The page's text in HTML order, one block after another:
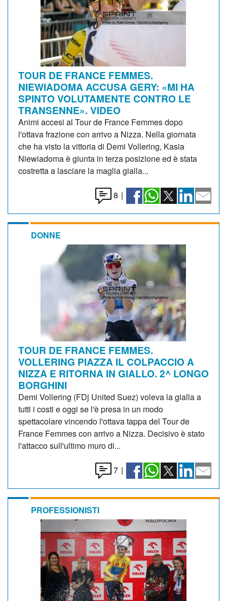
TOUR DE FRANCE FEMMES.
NIEWIADOMA ACCUSA GERY: «MI HA
SPINTO VOLUTAMENTE CONTRO LE
TRANSENNE». VIDEO
Animi accesi al Tour de France Femmes dopo
l'ottava frazione con arrivo a Nizza. Nella giornata
che ha visto la vittoria di Demi Vollering, Kasia
Niewiadoma è giunta in terza posizione ed è stata
costretta a lasciare la maglia gialla...
8 |
DONNE
TOUR DE FRANCE FEMMES.
VOLLERING PIAZZA IL COLPACCIO A
NIZZA E RITORNA IN GIALLO. 2^ LONGO
BORGHINI
Demi Vollering (FDj United Suez) voleva la gialla a
tutti i costi e oggi se l'è presa in un modo
spettacolare vincendo l'ottava tappa del Tour de
France Femmes con arrivo a Nizza. Decisivo è stato
l'attacco sull'ultimo muro di...
7 |
PROFESSIONISTI